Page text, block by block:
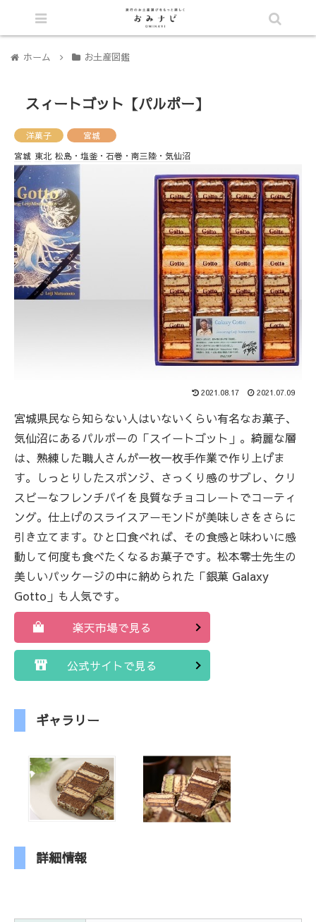
ホーム お土産図鑑
スィートゴット【パルポー】
洋菓子
宮城
宮城 東北 松島・塩釜・石巻・南三陸・気仙沼
2021.08.17 2021.07.09
宮城県民なら知らない人はいないくらい有名なお菓子、
気仙沼にあるパルポーの「スイートゴット」。綺麗な層
は、熟練した職人さんが一枚一枚手作業で作り上げま
す。しっとりしたスポンジ、さっくり感のサブレ、クリ
スピーなフレンチパイを良質なチョコレートでコーティ
ング。仕上げのスライスアーモンドが美味しさをさらに
引き立てます。ひと口食べれば、その食感と味わいに感
動して何度も食べたくなるお菓子です。松本零士先生の
美しいパッケージの中に納められた「銀菓 Galaxy
Gotto」も人気です。
楽天市場で見る
公式サイトで見る
ギャラリー
詳細情報
シェア